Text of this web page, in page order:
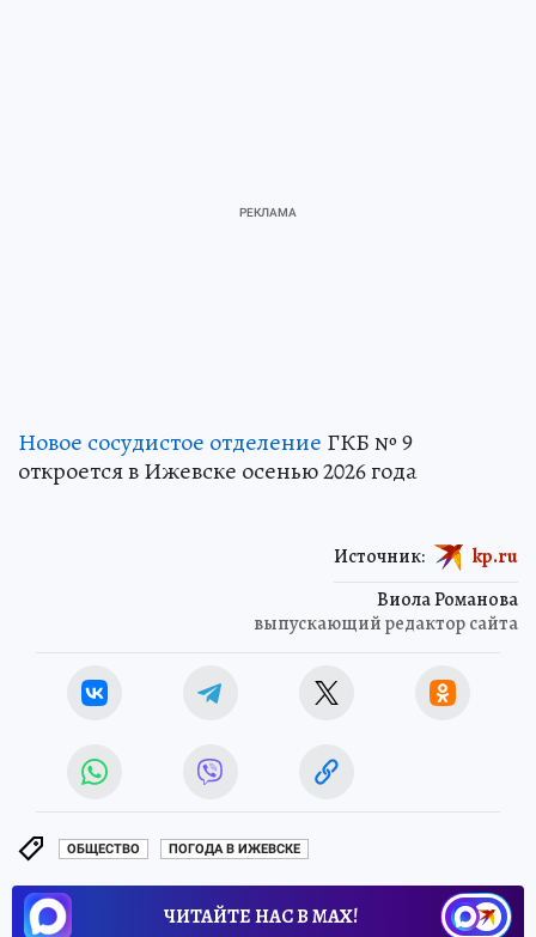
Новое сосудистое отделение ГКБ № 9
откроется в Ижевске осенью 2026 года
Виола Романова
выпускающий редактор сайта
Источник: kp.ru
ОБЩЕСТВО ПОГОДА В ИЖЕВСКЕ
ЧИТАЙТЕ НАС В МАХ!